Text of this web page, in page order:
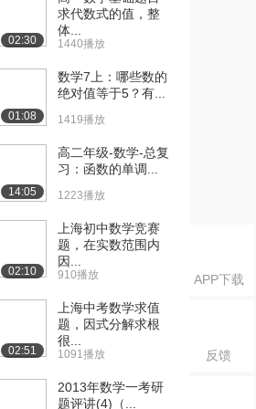
APP下载
反馈
02:30
求代数式的值，整
体...
1440播放
01:08
数学7上：哪些数的
绝对值等于5？有...
1419播放
14:05
高二年级-数学-总复
习：函数的单调...
1223播放
02:10
上海初中数学竞赛
题，在实数范围内
因...
910播放
02:51
上海中考数学求值
题，因式分解求根
很...
1091播放
2013年数学一考研
题评讲(4)（...